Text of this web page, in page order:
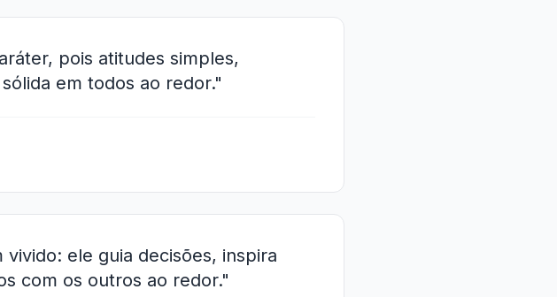
pois atitudes simples,
em todos ao redor."
ele guia decisões, inspira
com os outros ao redor."